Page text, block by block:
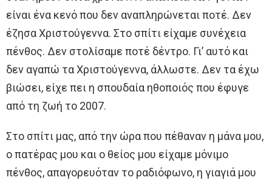
είναι ένα κενό που δεν αναπληρώνεται ποτέ. Δεν
έζησα Χριστούγεννα. Στο σπίτι είχαμε συνέχεια
πένθος. Δεν στολίσαμε ποτέ δέντρο. Γι’ αυτό και
δεν αγαπώ τα Χριστούγεννα, άλλωστε. Δεν τα έχω
βιώσει, είχε πει η σπουδαία ηθοποιός που έφυγε
από τη ζωή το 2007.
Στο σπίτι μας, από την ώρα που πέθαναν η μάνα μου,
ο πατέρας μου και ο θείος μου είχαμε μόνιμο
πένθος, απαγορευόταν το ραδιόφωνο, η γιαγιά μου